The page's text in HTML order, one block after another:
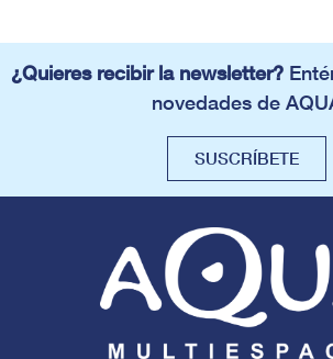
¿Quieres recibir la newsletter?
novedades de
SUSCRÍBETE